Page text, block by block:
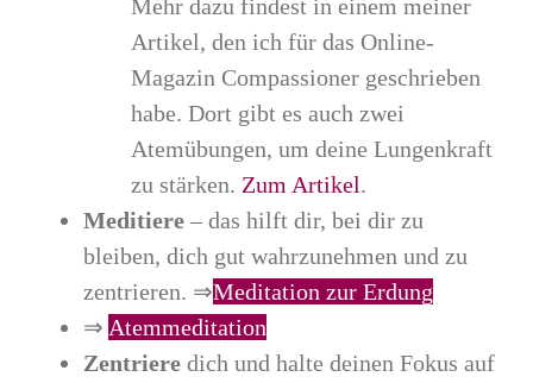
Mehr dazu findest in einem meiner
Artikel, den ich für das Online-
Magazin Compassioner geschrieben
habe. Dort gibt es auch zwei
Atemübungen, um deine Lungenkraft
zu stärken. Zum Artikel.
Meditiere – das hilft dir, bei dir zu
bleiben, dich gut wahrzunehmen und zu
zentrieren. ⇒Meditation zur Erdung
⇒ Atemmeditation
Zentriere dich und halte deinen Fokus auf